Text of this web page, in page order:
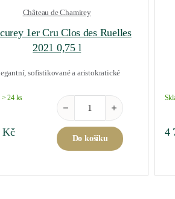
Cru 2021 0,75 l množství
Château de Chamirey
1er Cru Clos des Ruelles
2021 0,75 l
sofistikované a aristokratické
> 24 ks
Kč
Mercurey 1er Cru Clos des
Do košíku
4